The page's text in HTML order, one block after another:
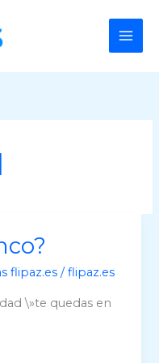
flipaz.es /flipaz.es
\»te quedas en